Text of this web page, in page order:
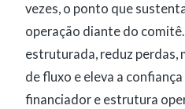
vezes, o ponto que
operação diante do
estruturada, reduz perdas,
de fluxo e eleva a
financiador e estrutura